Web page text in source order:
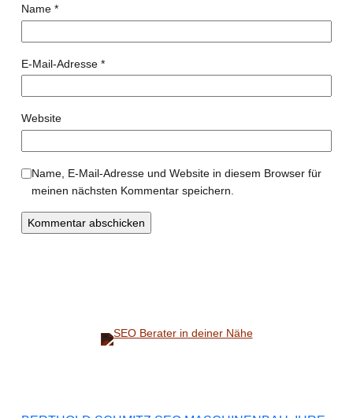
Name *
E-Mail-Adresse *
Website
Name, E-Mail-Adresse und Website in diesem Browser für
meinen nächsten Kommentar speichern.